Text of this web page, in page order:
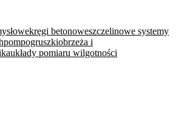
kręgi betonoweszczelinowe systemy
pompogruszkiobrzeża i
układy pomiaru wilgotności